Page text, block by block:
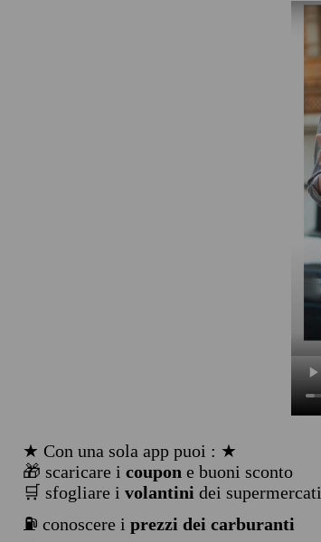
★ Con una sola app puoi : ★
🎁 scaricare i coupon e buoni sconto
🛒 sfogliare i volantini dei supermercati
⛽ conoscere i prezzi dei carburanti